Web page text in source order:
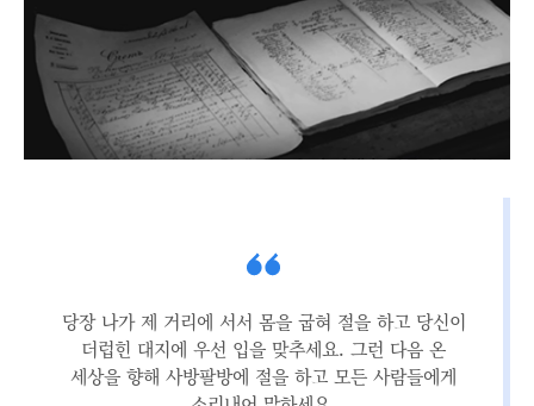
당장 나가 제 거리에 서서 몸을 굽혀 절을 하고 당신이
더럽힌 대지에 우선 입을 맞추세요. 그런 다음 온
세상을 향해 사방팔방에 절을 하고 모든 사람들에게